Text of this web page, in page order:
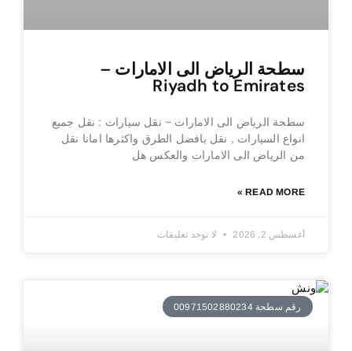
سطحة الرياض الى الامارات –
Riyadh to Emirates
سطحة الرياض الى الامارات ~ نقل سيارات : نقل جميع
انواع السيارات , نقل بافضل الطرق واكثرها امانا نقل
من الرياض الى الامارات والعكس هل
READ MORE »
أغسطس 2, 2026 لا توجد تعليقات
رقم سطحة 00971502880234